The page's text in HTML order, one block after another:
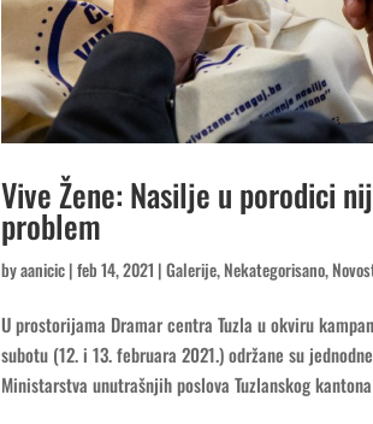
Vive Žene: Nasilje u porodici
problem
byaanicic|feb 14, 2021 |Galerije,Nekategorisano,
U prostorijama Dramar centra Tuzla u okviru
subotu (12. i 13. februara 2021.) održane su
Ministarstva unutrašnjih poslova Tuzlanskog